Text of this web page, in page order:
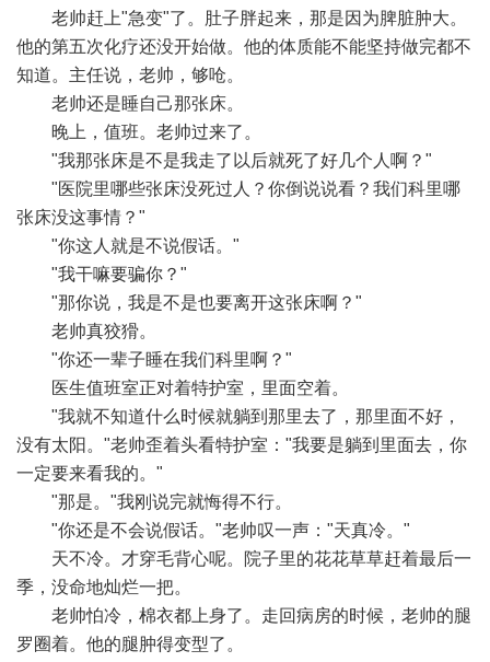
老帅赶上"急变"了。肚子胖起来，那是因为脾脏肿大。
他的第五次化疗还没开始做。他的体质能不能坚持做完都不
知道。主任说，老帅，够呛。
老帅还是睡自己那张床。
晚上，值班。老帅过来了。
"我那张床是不是我走了以后就死了好几个人啊？"
"医院里哪些张床没死过人？你倒说说看？我们科里哪
张床没这事情？"
"你这人就是不说假话。"
"我干嘛要骗你？"
"那你说，我是不是也要离开这张床啊？"
老帅真狡猾。
"你还一辈子睡在我们科里啊？"
医生值班室正对着特护室，里面空着。
"我就不知道什么时候就躺到那里去了，那里面不好，
没有太阳。"老帅歪着头看特护室："我要是躺到里面去，你
一定要来看我的。"
"那是。"我刚说完就悔得不行。
"你还是不会说假话。"老帅叹一声："天真冷。"
天不冷。才穿毛背心呢。院子里的花花草草赶着最后一
季，没命地灿烂一把。
老帅怕冷，棉衣都上身了。走回病房的时候，老帅的腿
罗圈着。他的腿肿得变型了。